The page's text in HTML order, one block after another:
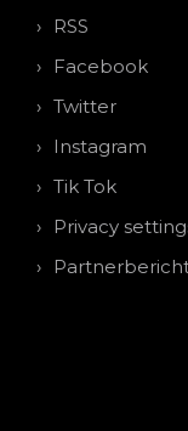
RSS
Facebook
Twitter
Instagram
Tik Tok
Privacy